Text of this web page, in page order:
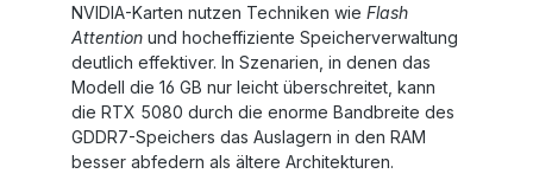
NVIDIA-Karten nutzen Techniken wie Flash
Attention und hocheffiziente Speicherverwaltung
deutlich effektiver. In Szenarien, in denen das
Modell die 16 GB nur leicht überschreitet, kann
die RTX 5080 durch die enorme Bandbreite des
GDDR7-Speichers das Auslagern in den RAM
besser abfedern als ältere Architekturen.